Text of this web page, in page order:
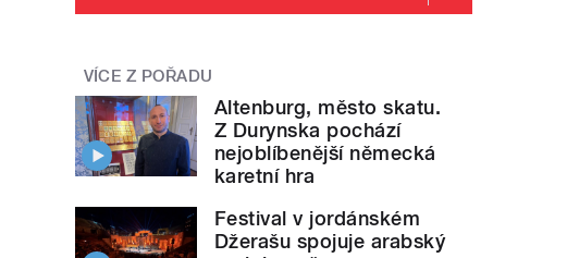
VÍCE Z POŘADU
Altenburg, město skatu.
Z Durynska pochází
nejoblíbenější německá
karetní hra
Festival v jordánském
Džerašu spojuje arabský